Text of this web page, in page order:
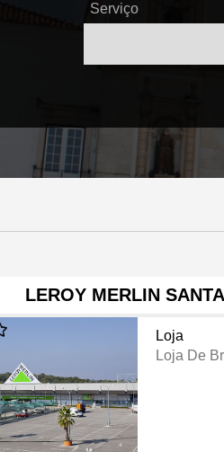
Serviço
LEROY MERLIN
Loja
Loja De